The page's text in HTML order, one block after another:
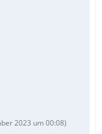
2023 um 00:08)